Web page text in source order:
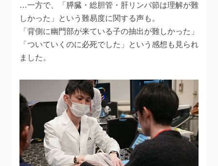
…一方で、「膵臓・総胆管・肝リンパ節は理解が難
しかった」という難易度に関する声も。
「背側に幽門部が来ている子の抽出が難しかった」
「ついていくのに必死でした」という感想も見られ
ました。